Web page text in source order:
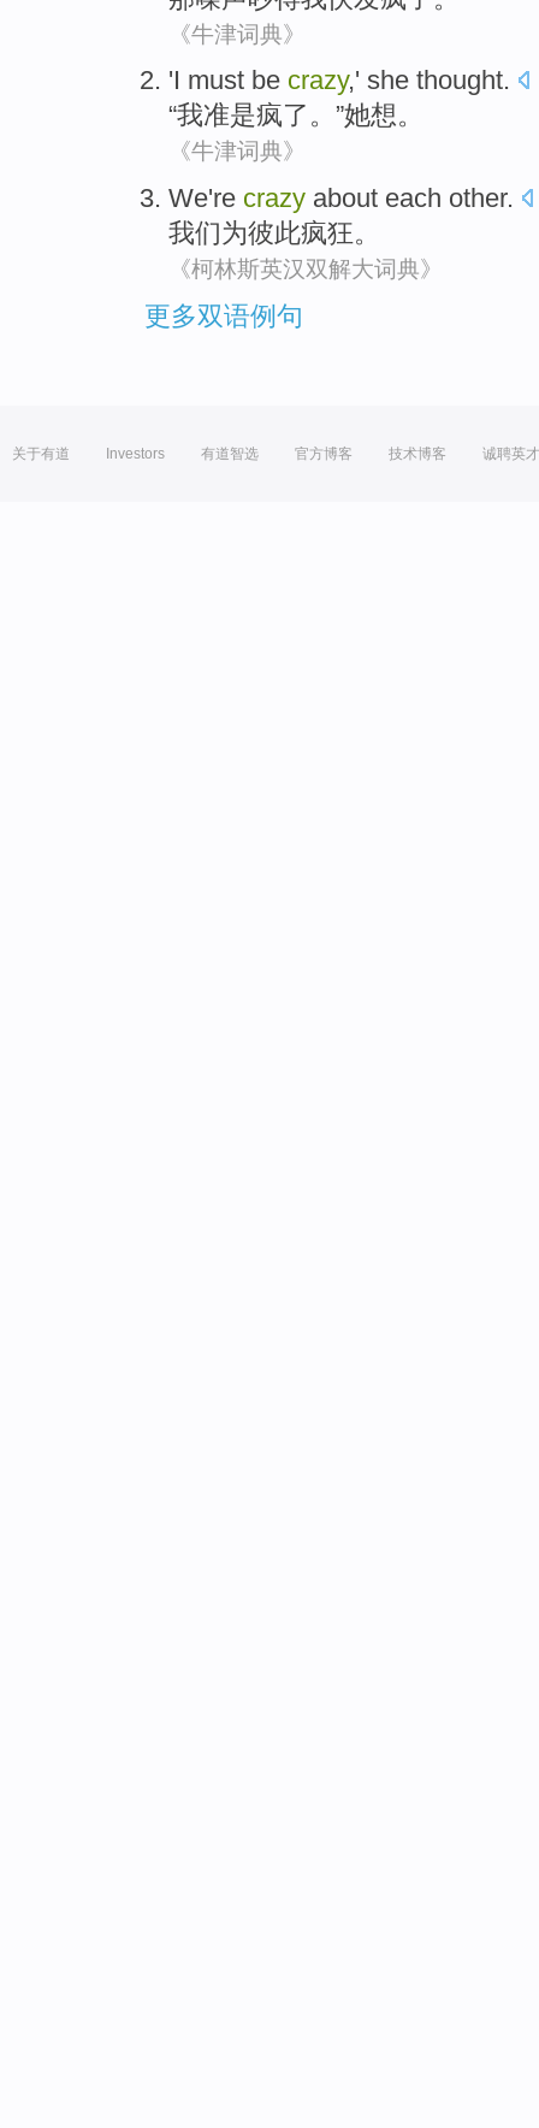
《牛津词典》
'I must be crazy,' she thought.
“我准是疯了 。”她想。
《牛津词典》
We're crazy about each other.
我们为彼此疯狂。
《柯林斯英汉双解大词典》
更多双语例句
关于有道 Investors 有道智选 官方博客 技术博客 诚聘英才